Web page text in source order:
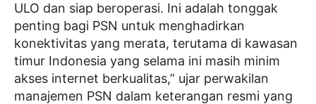
ULO dan siap beroperasi. Ini adalah tonggak
penting bagi PSN untuk menghadirkan
konektivitas yang merata, terutama di kawasan
timur Indonesia yang selama ini masih minim
akses internet berkualitas,” ujar perwakilan
manajemen PSN dalam keterangan resmi yang